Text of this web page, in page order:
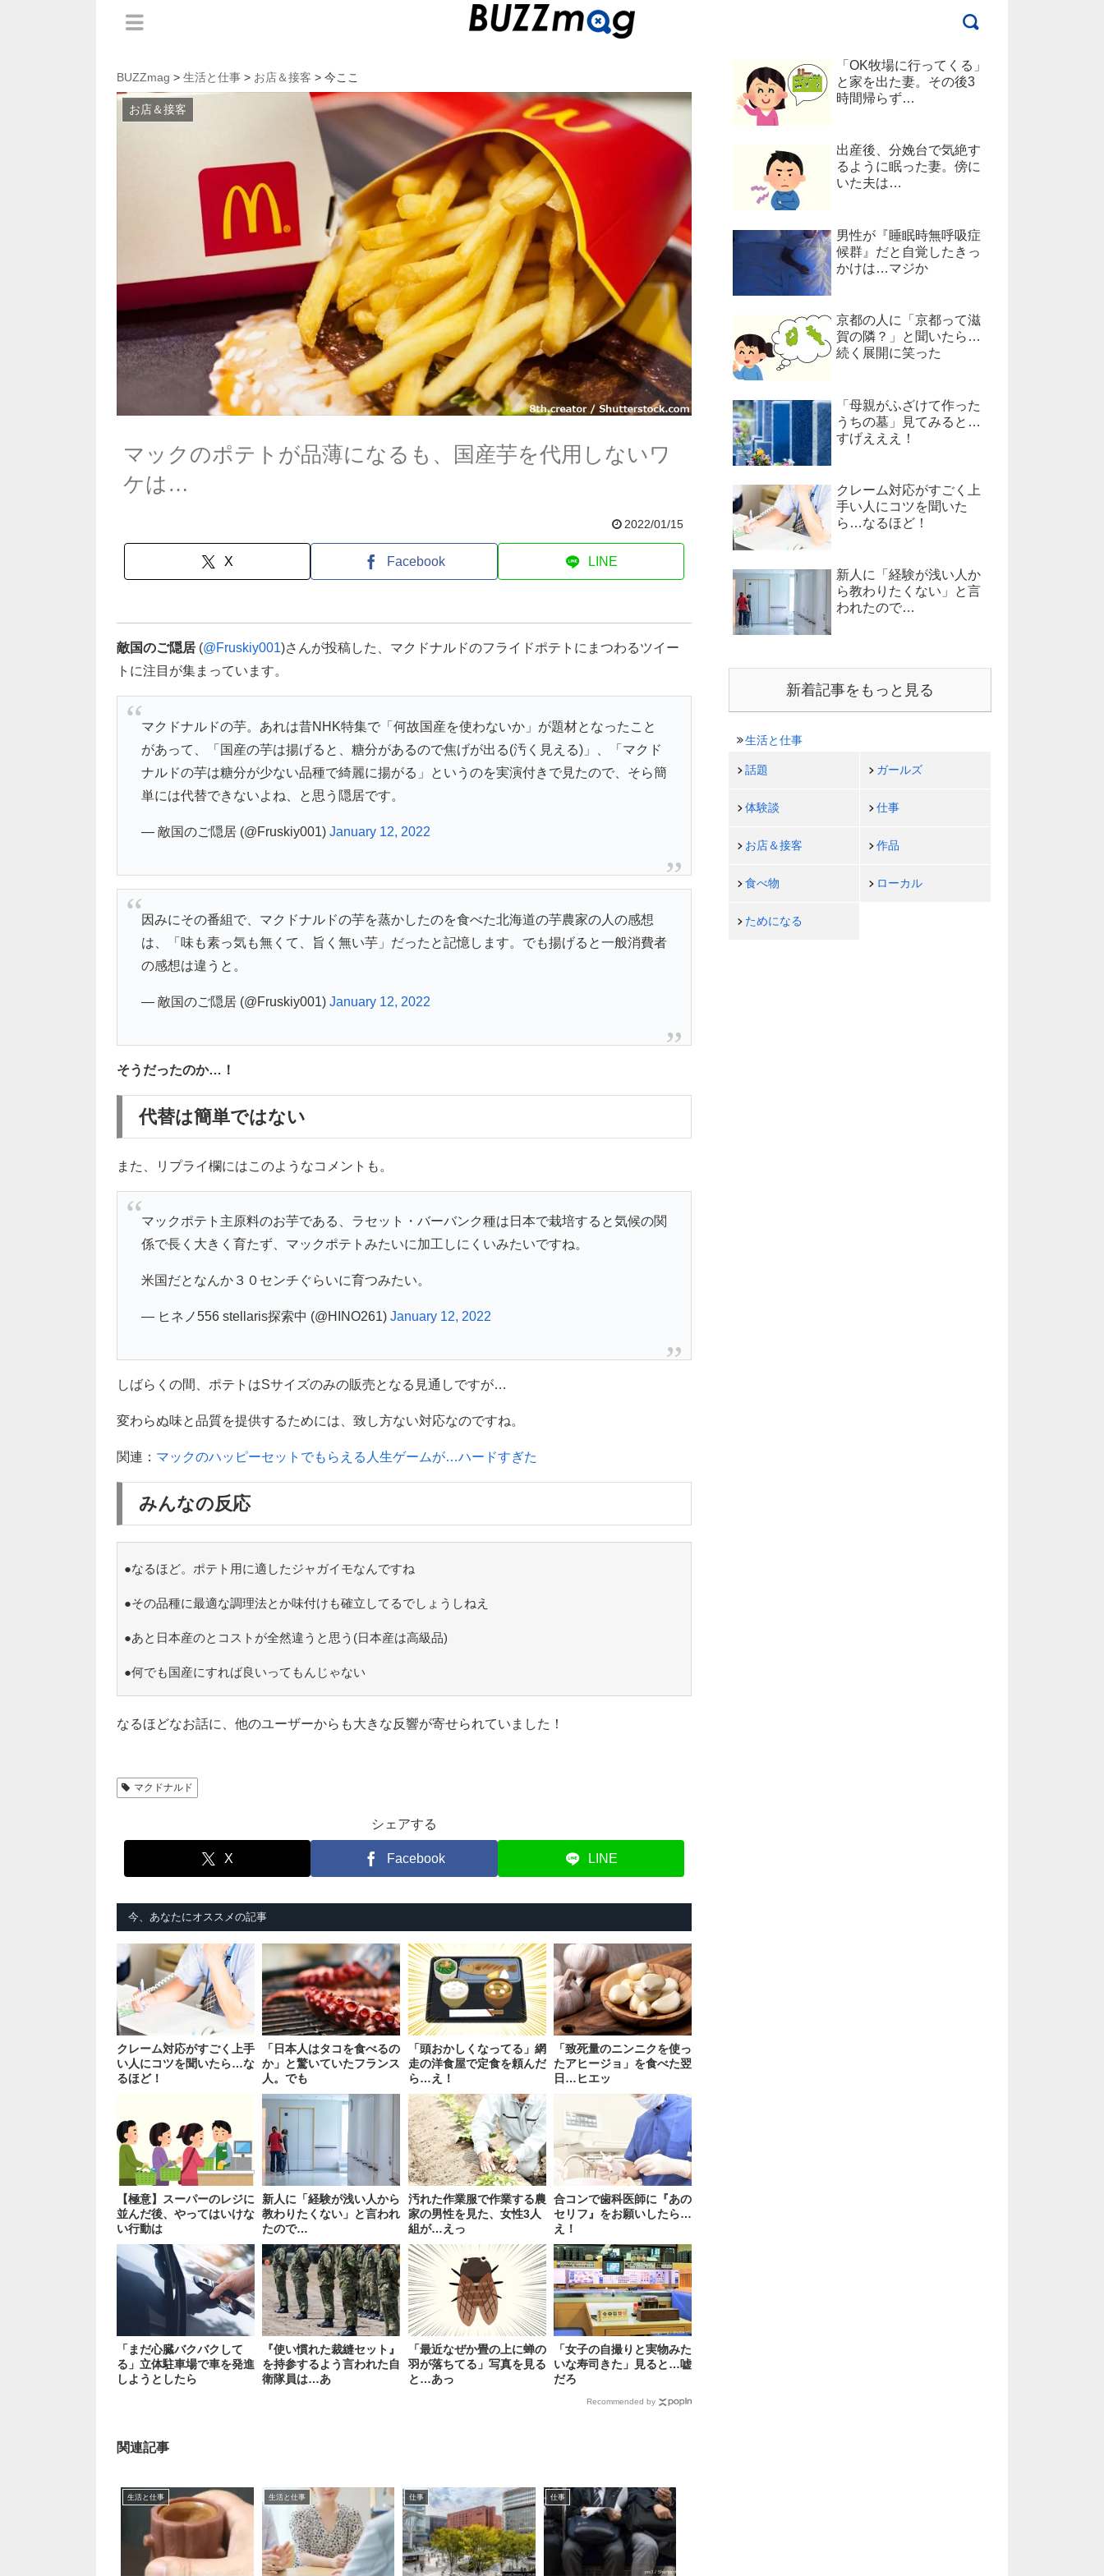
BUZZmag > 生活と仕事 > お店＆接客 > 今ここ
お店＆接客
マックのポテトが品薄になるも、国産芋を代用しないワ
ケは…
2022/01/15
X Facebook LINE
敵国のご隠居 (@Fruskiy001)さんが投稿した、マクドナルドのフライドポテトにまつわるツイー
トに注目が集まっています。
マクドナルドの芋。あれは昔NHK特集で「何故国産を使わないか」が題材となったこと
があって、「国産の芋は揚げると、糖分があるので焦げが出る(汚く見える)」、「マクド
ナルドの芋は糖分が少ない品種で綺麗に揚がる」というのを実演付きで見たので、そら簡
単には代替できないよね、と思う隠居です。
— 敵国のご隠居 (@Fruskiy001) January 12, 2022
因みにその番組で、マクドナルドの芋を蒸かしたのを食べた北海道の芋農家の人の感想
は、「味も素っ気も無くて、旨く無い芋」だったと記憶します。でも揚げると一般消費者
の感想は違うと。
— 敵国のご隠居 (@Fruskiy001) January 12, 2022
そうだったのか…！
代替は簡単ではない
また、リプライ欄にはこのようなコメントも。
マックポテト主原料のお芋である、ラセット・バーバンク種は日本で栽培すると気候の関
係で長く大きく育たず、マックポテトみたいに加工しにくいみたいですね。
米国だとなんか３０センチぐらいに育つみたい。
— ヒネノ556 stellaris探索中 (@HINO261) January 12, 2022
しばらくの間、ポテトはSサイズのみの販売となる見通しですが…
変わらぬ味と品質を提供するためには、致し方ない対応なのですね。
関連： マックのハッピーセットでもらえる人生ゲームが…ハードすぎた
みんなの反応
●なるほど。ポテト用に適したジャガイモなんですね
●その品種に最適な調理法とか味付けも確立してるでしょうしねえ
●あと日本産のとコストが全然違うと思う(日本産は高級品)
●何でも国産にすれば良いってもんじゃない
なるほどなお話に、他のユーザーからも大きな反響が寄せられていました！
マクドナルド
シェアする
X Facebook LINE
今、あなたにオススメの記事
クレーム対応がすごく上手
い人にコツを聞いたら…な
るほど！
「日本人はタコを食べるの
か」と驚いていたフランス
人。でも
「頭おかしくなってる」網
走の洋食屋で定食を頼んだ
ら…え！
「致死量のニンニクを使っ
たアヒージョ」を食べた翌
日…ヒエッ
【極意】スーパーのレジに
並んだ後、やってはいけな
い行動は
新人に「経験が浅い人から
教わりたくない」と言われ
たので…
汚れた作業服で作業する農
家の男性を見た、女性3人
組が…えっ
合コンで歯科医師に『あの
セリフ』をお願いしたら…
え！
「まだ心臓バクバクして
る」立体駐車場で車を発進
しようとしたら
『使い慣れた裁縫セット』
を持参するよう言われた自
衛隊員は…あ
「最近なぜか畳の上に蝉の
羽が落ちてる」写真を見る
と…あっ
「女子の自撮りと実物みた
いな寿司きた」見ると…嘘
だろ
Recommended by
関連記事
生活と仕事 生活と仕事 仕事 仕事
「OK牧場に行ってくる」
と家を出た妻。その後3
時間帰らず…
出産後、分娩台で気絶す
るように眠った妻。傍に
いた夫は…
男性が『睡眠時無呼吸症
候群』だと自覚したきっ
かけは…マジか
京都の人に「京都って滋
賀の隣？」と聞いたら…
続く展開に笑った
「母親がふざけて作った
うちの墓」見てみると…
すげえええ！
クレーム対応がすごく上
手い人にコツを聞いた
ら…なるほど！
新人に「経験が浅い人か
ら教わりたくない」と言
われたので…
新着記事をもっと見る
生活と仕事
話題 ガールズ
体験談 仕事
お店＆接客 作品
食べ物 ローカル
ためになる